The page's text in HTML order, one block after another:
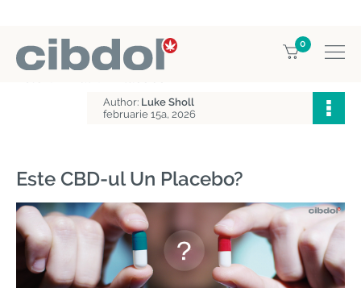
0
Home
Enciclopedia CBD
Author: Luke Sholl
februarie 15a, 2026
Este CBD-ul Un Placebo?